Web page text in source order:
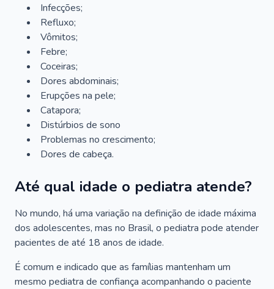
Infecções;
Refluxo;
Vômitos;
Febre;
Coceiras;
Dores abdominais;
Erupções na pele;
Catapora;
Distúrbios de sono
Problemas no crescimento;
Dores de cabeça.
Até qual idade o pediatra atende?
No mundo, há uma variação na definição de idade máxima
dos adolescentes, mas no Brasil, o pediatra pode atender
pacientes de até 18 anos de idade.
É comum e indicado que as famílias mantenham um
mesmo pediatra de confiança acompanhando o paciente